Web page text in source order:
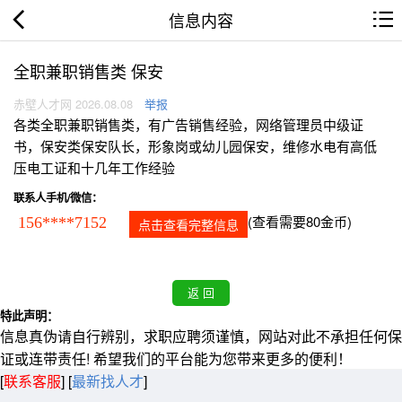
信息内容
全职兼职销售类 保安
赤壁人才网 2026.08.08 举报
各类全职兼职销售类，有广告销售经验，网络管理员中级证
书，保安类保安队长，形象岗或幼儿园保安，维修水电有高低
压电工证和十几年工作经验
联系人手机/微信：
156****7152 点击查看完整信息 (查看需要80金币)
特此声明：
信息真伪请自行辨别，求职应聘须谨慎，网站对此不承担任何保
证或连带责任! 希望我们的平台能为您带来更多的便利！
[联系客服] [最新找人才]